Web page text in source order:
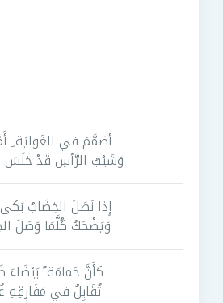
أصَمَّمَ في الغَوايَة ِ أَمْ
وَشَيْبُ الرَّأسِ قَدْ خَلَسَ
إِذا نَصَلَ الخِضَابُ
وَيَضْحَكُ كُلَّمَا وَصَلَ
كأَنَّ حَمامَة ً بَيْضَاءَ
تُقَابِلُ في مَفَارِقِهِ